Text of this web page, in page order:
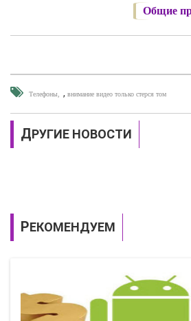
Общие
Телефоны , внимание видео только стерся том
ДРУГИЕ НОВОСТИ
РЕКОМЕНДУЕМ